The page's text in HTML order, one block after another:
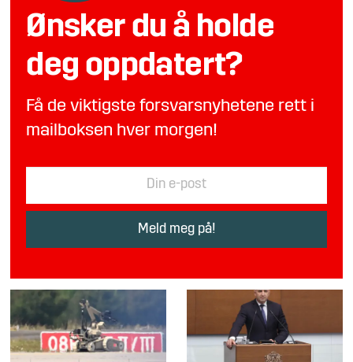
Ønsker du å holde
deg oppdatert?
Få de viktigste forsvarsnyhetene rett i
mailboksen hver morgen!